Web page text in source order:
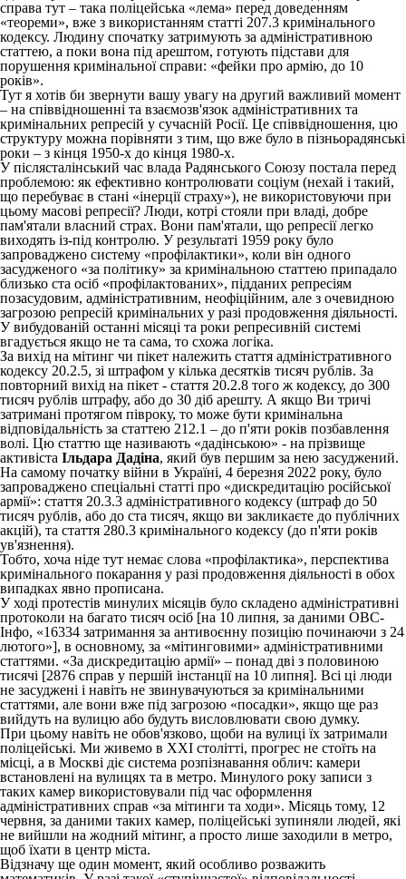
справа тут – така поліцейська «лема» перед доведенням
«теореми», вже з використанням статті 207.3 кримінального
кодексу. Людину спочатку затримують за адміністративною
статтею, а поки вона під арештом, готують підстави для
порушення кримінальної справи: «фейки про армію, до 10
років».
Тут я хотів би звернути вашу увагу на другий важливий момент
– на співвідношенні та взаємозв'язок адміністративних та
кримінальних репресій у сучасній Росії. Це співвідношення, цю
структуру можна порівняти з тим, що вже було в пізньорадянські
роки – з кінця 1950-х до кінця 1980-х.
У післясталінський час влада Радянського Союзу постала перед
проблемою: як ефективно контролювати соціум (нехай і такий,
що перебуває в стані «інерції страху»), не використовуючи при
цьому масові репресії? Люди, котрі стояли при владі, добре
пам'ятали власний страх. Вони пам'ятали, що репресії легко
виходять із-під контролю. У результаті 1959 року було
запроваджено систему «профілактики», коли він одного
засудженого «за політику» за кримінальною статтею припадало
близько ста осіб «профілактованих», підданих репресіям
позасудовим, адміністративним, неофіційним, але з очевидною
загрозою репресій кримінальних у разі продовження діяльності.
У вибудованій останні місяці та роки репресивній системі
вгадується якщо не та сама, то схожа логіка.
За вихід на мітинг чи пікет належить стаття адміністративного
кодексу 20.2.5, зі штрафом у кілька десятків тисяч рублів. За
повторний вихід на пікет - стаття 20.2.8 того ж кодексу, до 300
тисяч рублів штрафу, або до 30 діб арешту. А якщо Ви тричі
затримані протягом півроку, то може бути кримінальна
відповідальність за статтею 212.1 – до п'яти років позбавлення
волі. Цю статтю ще називають «дадінською» - на прізвище
активіста Ільдара Дадіна, який був першим за нею засуджений.
На самому початку війни в Україні, 4 березня 2022 року, було
запроваджено спеціальні статті про «дискредитацію російської
армії»: стаття 20.3.3 адміністративного кодексу (штраф до 50
тисяч рублів, або до ста тисяч, якщо ви закликаєте до публічних
акцій), та стаття 280.3 кримінального кодексу (до п'яти років
ув'язнення).
Тобто, хоча ніде тут немає слова «профілактика», перспектива
кримінального покарання у разі продовження діяльності в обох
випадках явно прописана.
У ході протестів минулих місяців було складено адміністративні
протоколи на багато тисяч осіб [на 10 липня, за даними ОВС-
Інфо, «16334 затримання за антивоєнну позицію починаючи з 24
лютого»], в основному, за «мітинговими» адміністративними
статтями. «За дискредитацію армії» – понад дві з половиною
тисячі [2876 справ у першій інстанції на 10 липня]. Всі ці люди
не засуджені і навіть не звинувачуються за кримінальними
статтями, але вони вже під загрозою «посадки», якщо ще раз
вийдуть на вулицю або будуть висловлювати свою думку.
При цьому навіть не обов'язково, щоби на вулиці їх затримали
поліцейські. Ми живемо в XXI столітті, прогрес не стоїть на
місці, а в Москві діє система розпізнавання облич: камери
встановлені на вулицях та в метро. Минулого року записи з
таких камер використовували під час оформлення
адміністративних справ «за мітинги та ходи». Місяць тому, 12
червня, за даними таких камер, поліцейські зупиняли людей, які
не вийшли на жодний мітинг, а просто лише заходили в метро, ​​
щоб їхати в центр міста.
Відзначу ще один момент, який особливо розважить